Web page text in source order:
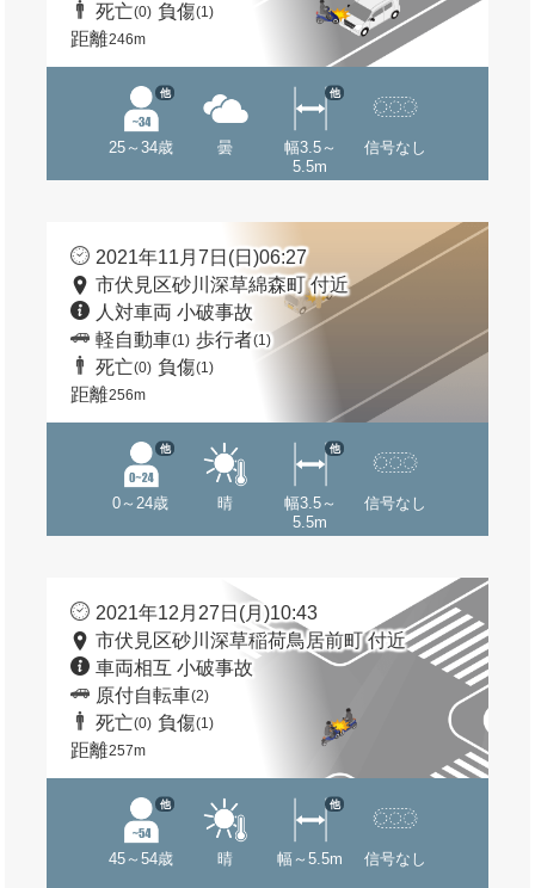
死亡(0) 負傷(1)
距離246m
25～34歳
他
曇
幅3.5～
5.5m
他
信号なし
2021年11月7日(日)06:27
市伏見区砂川深草綿森町 付近
人対車両 小破事故
軽自動車(1) 歩行者(1)
死亡(0) 負傷(1)
距離256m
0～24歳
他
晴
幅3.5～
5.5m
他
信号なし
2021年12月27日(月)10:43
市伏見区砂川深草稲荷鳥居前町 付近
車両相互 小破事故
原付自転車(2)
死亡(0) 負傷(1)
距離257m
45～54歳
他
晴 幅～5.5m
他
信号なし